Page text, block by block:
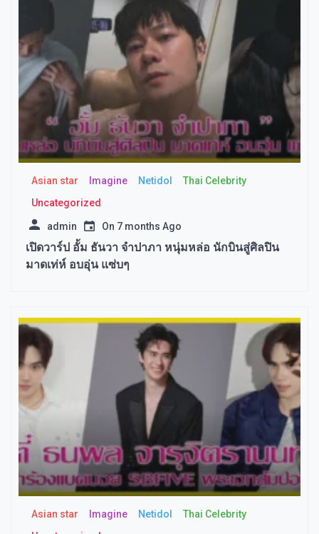
Asian star Imagine​ Netidol
Thai Celebrity
Uncategorized
admin On 7 months Ago
เปิดวาร์ป อั้ม ธันวา จำปาภา หนุ่มหล่อ นักบินสู่ศิลปิน
มาดเท่ห์ อบอุ่น แซ่บๆ
Asian star Imagine​ Netidol
Thai Celebrity